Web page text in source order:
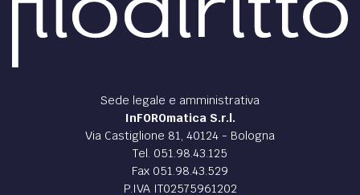
Sede legale e amministrativa
InFOROmatica S.r.l.
Via Castiglione 81, 40124 - Bologna
Tel. 051.98.43.125
Fax 051.98.43.529
P.IVA IT02575961202